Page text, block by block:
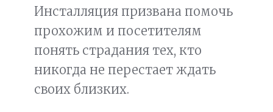
Инсталляция призвана помочь
прохожим и посетителям
понять страдания тех, кто
никогда не перестает ждать
своих близких.